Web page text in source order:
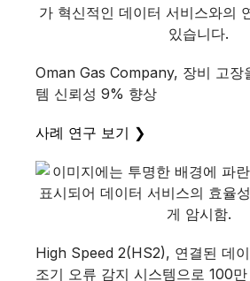
Oman Gas Company, 장비 고장
템 신뢰성 9% 향상
사례 연구 보기 ❯
High Speed 2(HS2), 연결된 데
조기 오류 감지 시스템으로 100